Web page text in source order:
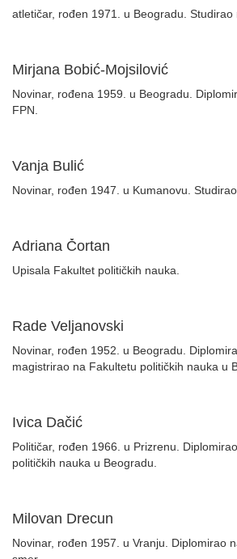
atletičar, rođen 1971. u Beogradu. Studirao
Mirjana Bobić-Mojsilović
Novinar, rođena 1959. u Beogradu.
FPN.
Vanja Bulić
Novinar, rođen 1947. u Kumanovu.
Adriana Čortan
Upisala Fakultet političkih nauka.
Rade Veljanovski
Novinar, rođen 1952. u Beogradu.
magistrirao na Fakultetu političkih nauka u
Ivica Dačić
Političar, rođen 1966. u Prizrenu.
političkih nauka u Beogradu.
Milovan Drecun
Novinar, rođen 1957. u Vranju. Diplomirao